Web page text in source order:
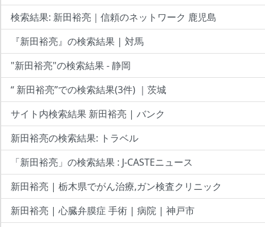
検索結果: 新田裕亮｜信頼のネットワーク 鹿児島
『新田裕亮』の検索結果 | 対馬
"新田裕亮"の検索結果 - 静岡
“ 新田裕亮”での検索結果(3件) ｜茨城
サイト内検索結果 新田裕亮 | バンク
新田裕亮の検索結果: トラベル
「新田裕亮」の検索結果 : J-CASTEニュース
新田裕亮 | 栃木県でがん治療,ガン検査クリニック
新田裕亮 | 心臓弁膜症 手術 | 病院 | 神戸市